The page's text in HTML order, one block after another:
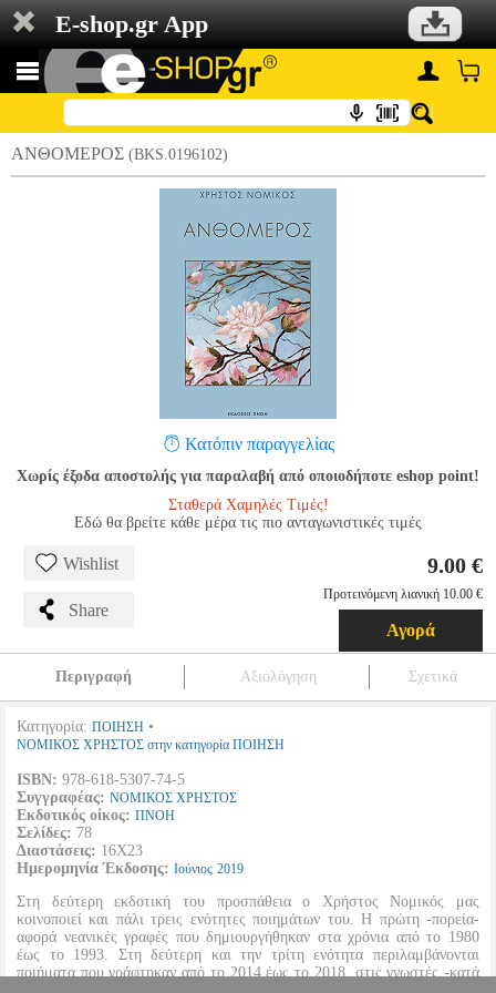
E-shop.gr App
ΑΝΘΟΜΕΡΟΣ (BKS.0196102)
Κατόπιν παραγγελίας
Χωρίς έξοδα αποστολής για παραλαβή από οποιοδήποτε eshop point!
Σταθερά Χαμηλές Τιμές!
Εδώ θα βρείτε κάθε μέρα τις πιο ανταγωνιστικές τιμές
Wishlist
Share
9.00 €
Προτεινόμενη λιανική 10.00 €
Αγορά
Περιγραφή Αξιολόγηση Σχετικά
Κατηγορία: ΠΟΙΗΣΗ •
ΝΟΜΙΚΟΣ ΧΡΗΣΤΟΣ στην κατηγορία ΠΟΙΗΣΗ
ISBN: 978-618-5307-74-5
Συγγραφέας: ΝΟΜΙΚΟΣ ΧΡΗΣΤΟΣ
Εκδοτικός οίκος: ΠΝΟΗ
Σελίδες: 78
Διαστάσεις: 16Χ23
Ημερομηνία Έκδοσης: Ιούνιος 2019
Στη δεύτερη εκδοτική του προσπάθεια ο Χρήστος Νομικός μας
κοινοποιεί και πάλι τρεις ενότητες ποιημάτων του. Η πρώτη -πορεία-
αφορά νεανικές γραφές που δημιουργήθηκαν στα χρόνια από το 1980
έως το 1993. Στη δεύτερη και την τρίτη ενότητα περιλαμβάνονται
ποιήματα που γράφτηκαν από το 2014 έως το 2018, στις γνωστές -κατά